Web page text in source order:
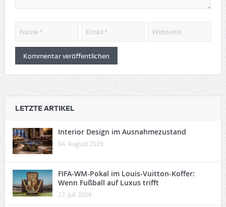
LETZTE ARTIKEL
Interior Design im Ausnahmezustand
04. August 2026
FIFA-WM-Pokal im Louis-Vuitton-Koffer:
Wenn Fußball auf Luxus trifft
27. Juli 2026